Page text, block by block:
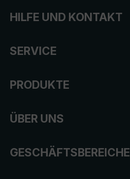
HILFE UND KONTAKT
SERVICE
PRODUKTE
ÜBER UNS
GESCHÄFTSBEREICHE